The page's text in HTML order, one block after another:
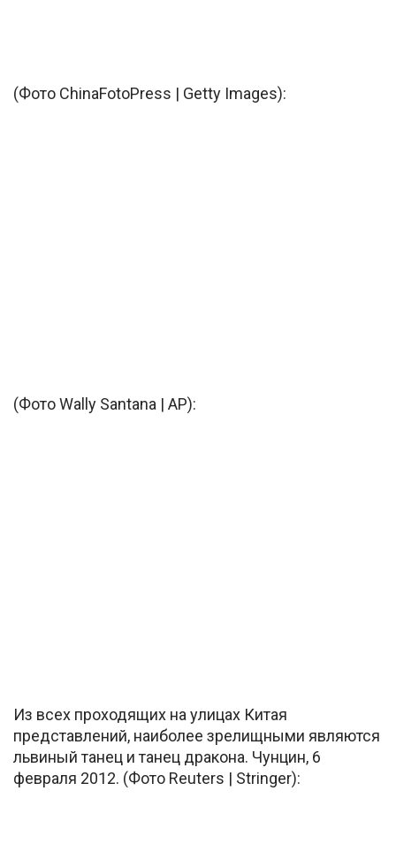
(Фото ChinaFotoPress | Getty Images):
(Фото Wally Santana | AP):
Из всех проходящих на улицах Китая
представлений, наиболее зрелищными являются
львиный танец и танец дракона. Чунцин, 6
февраля 2012. (Фото Reuters | Stringer):